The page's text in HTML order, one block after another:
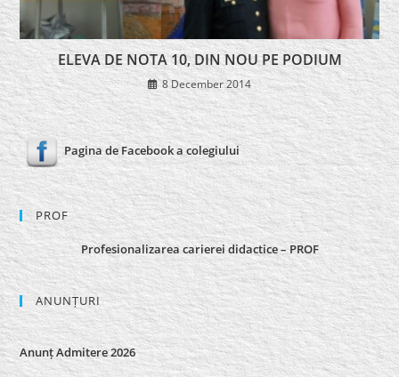
ELEVA DE NOTA 10, DIN NOU PE PODIUM
8 December 2014
Pagina de Facebook a colegiului
PROF
Profesionalizarea carierei didactice – PROF
ANUNȚURI
Anunț Admitere 2026